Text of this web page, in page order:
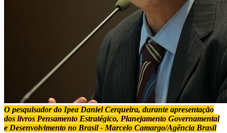
O pesquisador do Ipea Daniel Cerqueira, durante apresentação
dos livros Pensamento Estratégico, Planejamento Governamental
e Desenvolvimento no Brasil - Marcelo Camargo/Agência Brasil